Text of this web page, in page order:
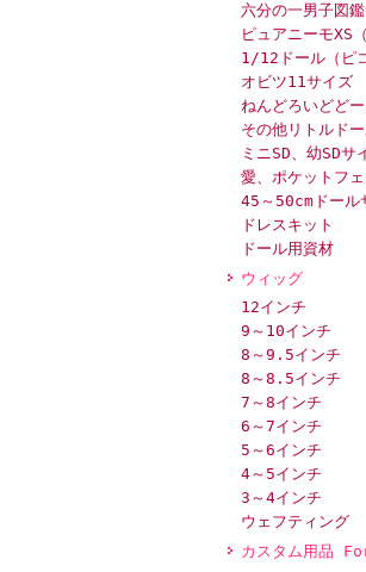
六分の一男子図
ピュアニーモXS
1/12ドール（ピ
オビツ11サイズ
ねんどろいどど
その他リトルド
ミニSD、幼SDサ
愛、ポケットフ
45～50cmドール
ドレスキット
ドール用資材
ウィッグ
12インチ
9～10インチ
8～9.5インチ
8～8.5インチ
7～8インチ
6～7インチ
5～6インチ
4～5インチ
3～4インチ
ウェフティング
カスタム用品